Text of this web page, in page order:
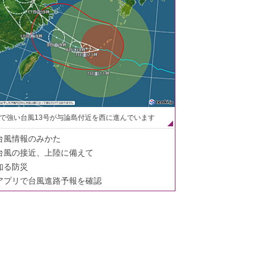
強い台風13号が与論島付近を西に進んでいます
風情報のみかた
風の接近、上陸に備えて
る防災
プリで台風進路予報を確認